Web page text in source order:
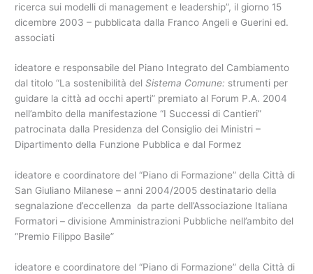
ricerca sui modelli di management e leadership”, il giorno 15
dicembre 2003 – pubblicata dalla Franco Angeli e Guerini ed.
associati
ideatore e responsabile del Piano Integrato del Cambiamento
dal titolo “La sostenibilità delSistema Comune: strumenti per
guidare la città ad occhi aperti” premiato al Forum P.A. 2004
nell’ambito della manifestazione “I Successi di Cantieri”
patrocinata dalla Presidenza del Consiglio dei Ministri –
Dipartimento della Funzione Pubblica e dal Formez
ideatore e coordinatore del “Piano di Formazione” della Città di
San Giuliano Milanese – anni 2004/2005 destinatario della
segnalazione d’eccellenza da parte dell’Associazione Italiana
Formatori – divisione Amministrazioni Pubbliche nell’ambito del
“Premio Filippo Basile”
ideatore e coordinatore del “Piano di Formazione” della Città di